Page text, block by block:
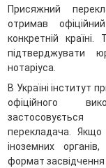
Присяжний
отримав
конкретній
підтверджувати
нотаріуса.
В Україні інститут
офіційного
застосовується
перекладача.
іноземних
формат засвідчення